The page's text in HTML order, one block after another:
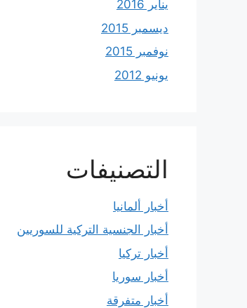
يناير 2016
ديسمبر 2015
نوفمبر 2015
يونيو 2012
التصنيفات
أخبار ألمانيا
أخبار الجنسية التركية للسوريين
أخبار تركيا
أخبار سوريا
أخبار متفرقة